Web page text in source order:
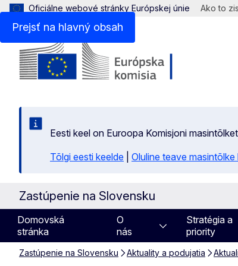
Prejsť na hlavný obsah
Oficiálne webové stránky Európskej únie Ako to
Eesti keel on Euroopa Komisjoni
Tõlgi eesti keelde
Oluline teave
Zastúpenie na Slovensku
Domovská
stránka
O
nás
Stratégia a
priority
Zastúpenie na Slovensku Aktuality a podujatia